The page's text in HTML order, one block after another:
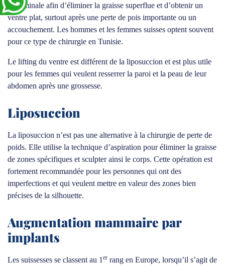
abdominale afin d’éliminer la graisse superflue et d’obtenir un
ventre plat, surtout après une perte de pois importante ou un
accouchement. Les hommes et les femmes suisses optent souvent
pour ce type de chirurgie en Tunisie.
Le lifting du ventre est différent de la liposuccion et est plus utile
pour les femmes qui veulent resserrer la paroi et la peau de leur
abdomen après une grossesse.
Liposuccion
La liposuccion n’est pas une alternative à la chirurgie de perte de
poids. Elle utilise la technique d’aspiration pour éliminer la graisse
de zones spécifiques et sculpter ainsi le corps. Cette opération est
fortement recommandée pour les personnes qui ont des
imperfections et qui veulent mettre en valeur des zones bien
précises de la silhouette.
Augmentation mammaire par
implants
Les suissesses se classent au 1 er rang en Europe, lorsqu’il s’agit de